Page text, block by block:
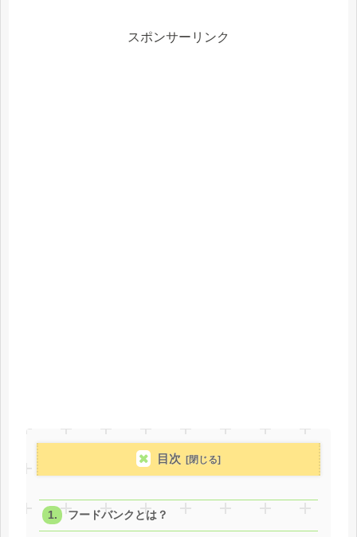
スポンサーリンク
目次
フードバンクとは？